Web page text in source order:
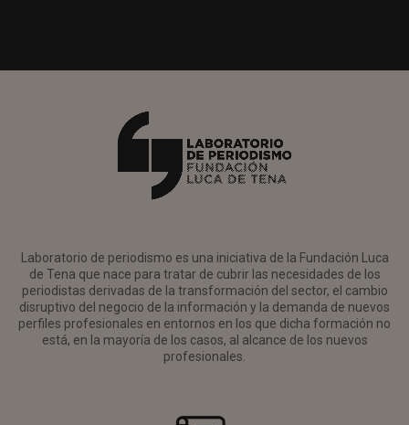
Laboratorio de periodismo es una iniciativa de la Fundación Luca
de Tena que nace para tratar de cubrir las necesidades de los
periodistas derivadas de la transformación del sector, el cambio
disruptivo del negocio de la información y la demanda de nuevos
perfiles profesionales en entornos en los que dicha formación no
está, en la mayoría de los casos, al alcance de los nuevos
profesionales.